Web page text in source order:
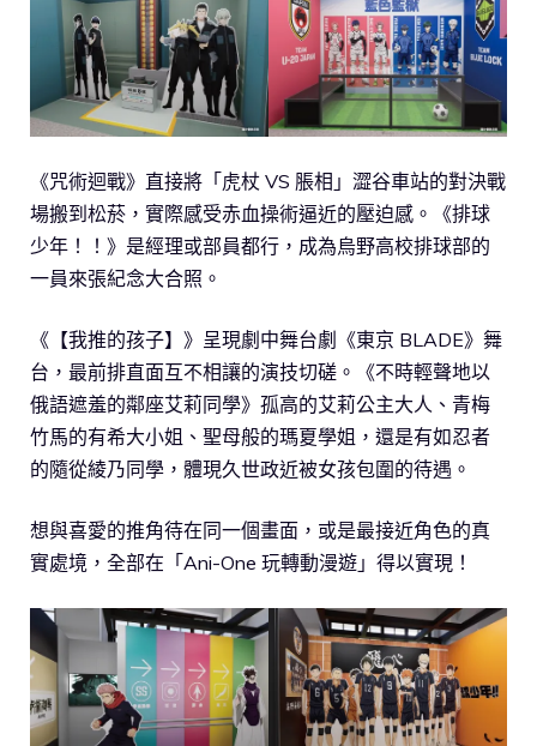
《咒術迴戰》直接將「虎杖 VS 脹相」澀谷車站的對決戰
場搬到松菸，實際感受赤血操術逼近的壓迫感。《排球
少年！！》是經理或部員都行，成為烏野高校排球部的
一員來張紀念大合照。
《【我推的孩子】》呈現劇中舞台劇《東京 BLADE》舞
台，最前排直面互不相讓的演技切磋。《不時輕聲地以
俄語遮羞的鄰座艾莉同學》孤高的艾莉公主大人、青梅
竹馬的有希大小姐、聖母般的瑪夏學姐，還是有如忍者
的隨從綾乃同學，體現久世政近被女孩包圍的待遇。
想與喜愛的推角待在同一個畫面，或是最接近角色的真
實處境，全部在「Ani-One 玩轉動漫遊」得以實現！